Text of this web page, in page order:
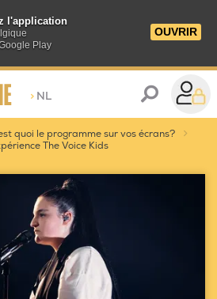
l'application
Play
OUVRIR
> NL
quoi le programme sur vos écrans?
The Voice Kids